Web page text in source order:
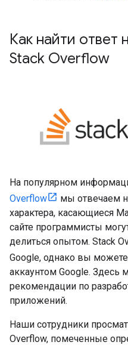
Как найти ответ
Stack Overflow
На популярном
Overflow
мы отвечаем
характера, касающиеся
сайте программисты
делиться опытом. Stack
Google, однако вы можете
аккаунтом Google. Здесь
рекомендации по
приложений.
Наши сотрудники
Overflow, помеченные